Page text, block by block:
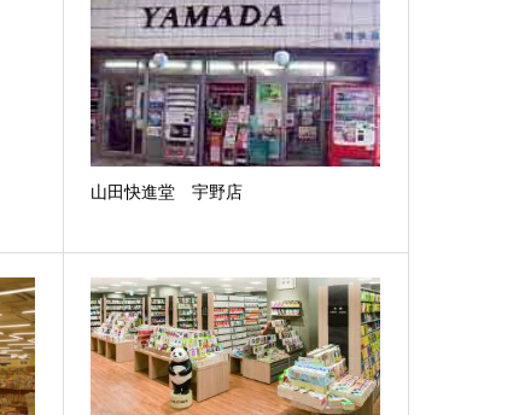
山田快進堂 宇野店